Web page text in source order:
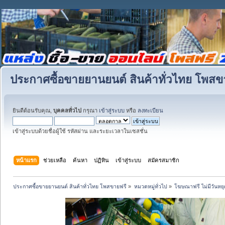
ประกาศซื้อขายยานยนต์ สินค้าทั่วไทย โพส
ยินดีต้อนรับคุณ, บุคคลทั่วไป กรุณา เข้าสู่ระบบ หรือ ลงทะเบียน
เข้าสู่ระบบด้วยชื่อผู้ใช้ รหัสผ่าน และระยะเวลาในเซสชั่น
หน้าแรก ช่วยเหลือ ค้นหา ปฏิทิน เข้าสู่ระบบ สมัครสมาชิก
ประกาศซื้อขายยานยนต์ สินค้าทั่วไทย โพสขายฟรี » หมวดหมู่ทั่วไป» โฆษณาฟรี ไม่มีวันหยุ